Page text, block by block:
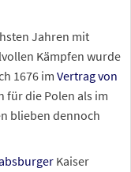
Jahren mit
Kämpfen wurde
1676 im Vertrag von
für die Polen als im
blieben dennoch
Kaiser